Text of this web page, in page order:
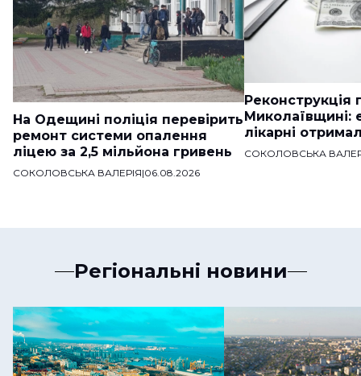
На Одещині поліція перевірить
ремонт системи опалення
ліцею за 2,5 мільйона гривень
СОКОЛОВСЬКА ВАЛЕРІЯ|06.08.2026
Реконструкція
Миколаївщині:
лікарні
СОКОЛОВСЬКА
Регіональні новини